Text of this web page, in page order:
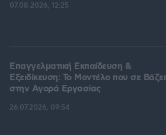
07.08.2026, 12:25
Επαγγελματική Εκπαίδευση &
Εξειδίκευση: Το Mοντέλο που σε Bάζει
στην Aγορά Eργασίας
26.07.2026, 09:54